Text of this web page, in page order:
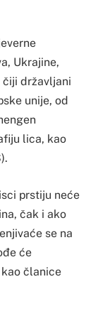
Ukrajine,
čiji državljani
unije, od
lica, kao
prstiju neće
čak i ako
se na
će
članice